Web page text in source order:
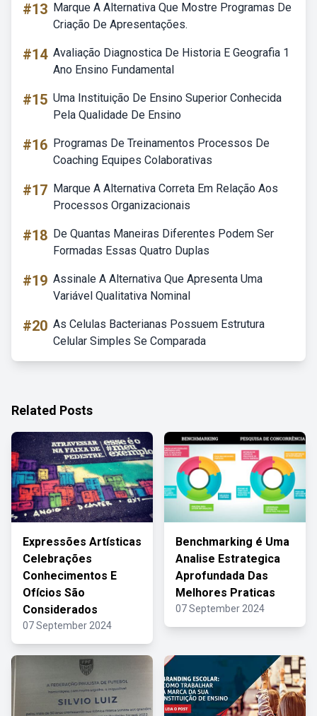
#13 Marque A Alternativa Que Mostre Programas De
Criação De Apresentações.
#14 Avaliação Diagnostica De Historia E Geografia 1
Ano Ensino Fundamental
#15 Uma Instituição De Ensino Superior Conhecida
Pela Qualidade De Ensino
#16 Programas De Treinamentos Processos De
Coaching Equipes Colaborativas
#17 Marque A Alternativa Correta Em Relação Aos
Processos Organizacionais
#18 De Quantas Maneiras Diferentes Podem Ser
Formadas Essas Quatro Duplas
#19 Assinale A Alternativa Que Apresenta Uma
Variável Qualitativa Nominal
#20 As Celulas Bacterianas Possuem Estrutura
Celular Simples Se Comparada
Related Posts
Expressões Artísticas
Celebrações
Conhecimentos E
Ofícios São
Considerados
07 September 2024
Benchmarking é Uma
Analise Estrategica
Aprofundada Das
Melhores Praticas
07 September 2024